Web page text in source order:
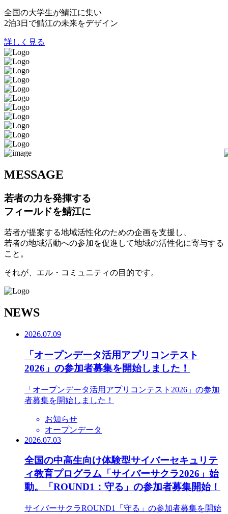
全国の大学生が鯖江に集い
2泊3日で鯖江の未来をデザイン
詳しく見る
MESSAGE
若者の力を発揮する
フィールドを鯖江に
若者が提案する地域活性化のための企画を支援し、
若者の地域活動への参加を促進して地域の活性化に寄与する
こと。
それが、エル・コミュニティの目的です。
NEWS
2026.07.09
「オープンデータ活用アプリコンテスト
2026」の参加者募集を開始しました！
「オープンデータ活用アプリコンテスト2026」の参加
者募集を開始しました！
お知らせ
オープンデータ
2026.07.03
全国の中高生向け体験型サイバーセキュリテ
ィ教育プログラム「サイバーサクラ2026」始
動。「ROUND1：守る」の参加者募集開始！
サイバーサクラROUND1「守る」の参加者募集を開始